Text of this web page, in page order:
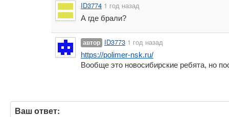
ID3774 1 год назад
А где брали?
автор ID3773 1 год назад
https://polimer-nsk.ru/
Вообще это новосибирские ребята, но
Ваш ответ: